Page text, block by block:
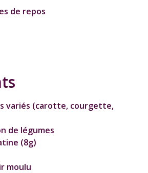
de repos
variés (carotte, courgette,
de légumes
(8g)
moulu